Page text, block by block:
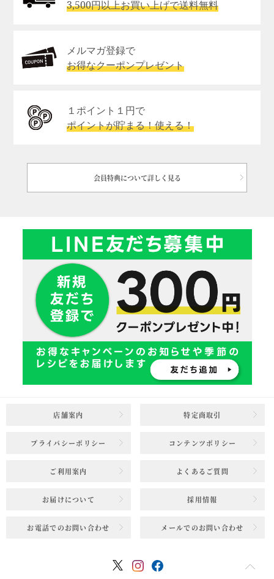
3,500円以上お買い上げで送料無料
メルマガ登録で
お得なクーポンプレゼント
１ポイント１円で
ポイントが貯まる！使える！
会員特典について詳しく見る
店舗案内 特定商取引
プライバシーポリシー コンテンツポリシー
ご利用案内 よくあるご質問
お届けについて 採用情報
お電話でのお問い合わせ メールでのお問い合わせ